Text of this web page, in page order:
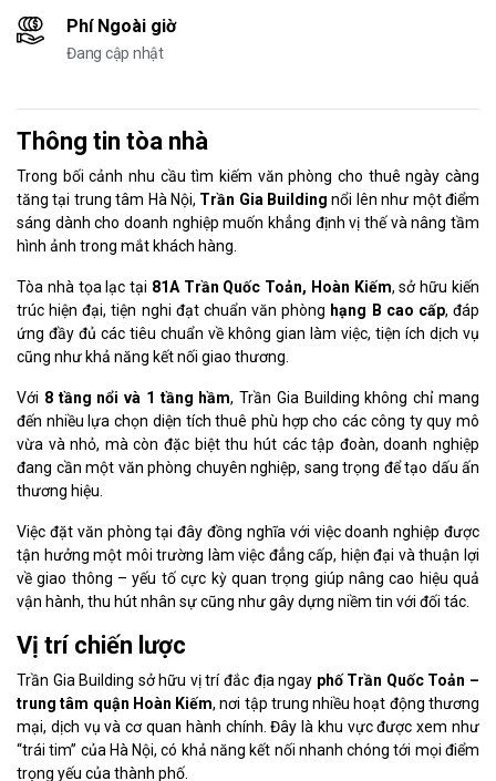
Phí Ngoài giờ
Đang cập nhật
Thông tin tòa nhà
Trong bối cảnh nhu cầu tìm kiếm văn phòng cho thuê ngày càng
tăng tại trung tâm Hà Nội, Trần Gia Building nổi lên như một điểm
sáng dành cho doanh nghiệp muốn khẳng định vị thế và nâng tầm
hình ảnh trong mắt khách hàng.
Tòa nhà tọa lạc tại 81A Trần Quốc Toản, Hoàn Kiếm, sở hữu kiến
trúc hiện đại, tiện nghi đạt chuẩn văn phòng hạng B cao cấp, đáp
ứng đầy đủ các tiêu chuẩn về không gian làm việc, tiện ích dịch vụ
cũng như khả năng kết nối giao thương.
Với 8 tầng nổi và 1 tầng hầm, Trần Gia Building không chỉ mang
đến nhiều lựa chọn diện tích thuê phù hợp cho các công ty quy mô
vừa và nhỏ, mà còn đặc biệt thu hút các tập đoàn, doanh nghiệp
đang cần một văn phòng chuyên nghiệp, sang trọng để tạo dấu ấn
thương hiệu.
Việc đặt văn phòng tại đây đồng nghĩa với việc doanh nghiệp được
tận hưởng một môi trường làm việc đẳng cấp, hiện đại và thuận lợi
về giao thông – yếu tố cực kỳ quan trọng giúp nâng cao hiệu quả
vận hành, thu hút nhân sự cũng như gây dựng niềm tin với đối tác.
Vị trí chiến lược
Trần Gia Building sở hữu vị trí đắc địa ngay phố Trần Quốc Toản –
trung tâm quận Hoàn Kiếm, nơi tập trung nhiều hoạt động thương
mại, dịch vụ và cơ quan hành chính. Đây là khu vực được xem như
“trái tim” của Hà Nội, có khả năng kết nối nhanh chóng tới mọi điểm
trọng yếu của thành phố.